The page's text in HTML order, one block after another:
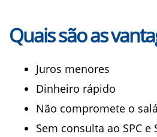
Quais são as
Juros menores
Dinheiro rápido
Não compromete o
Sem consulta ao SPC e